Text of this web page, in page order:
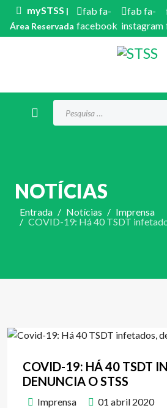
mySTSS |
Área Reservada
fab fa-
facebook
fab fa-
instagram
NOTÍCIAS
Entrada Notícias
Imprensa
COVID-19: Há 40 TSDT
COVID-19: HÁ 40 TSDT
DENUNCIA O STSS
Imprensa 01 abril 2020